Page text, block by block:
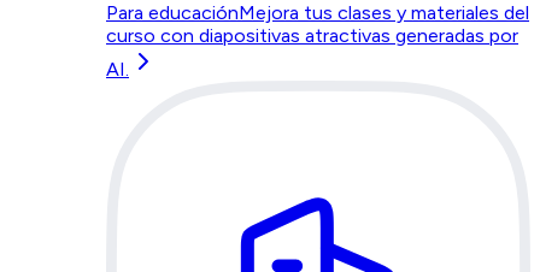
Para educaciónMejora tus clases y materiales del
curso con diapositivas atractivas generadas por
AI.